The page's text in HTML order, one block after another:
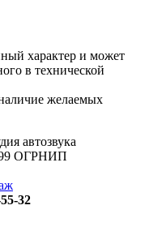
характер и может
в технической
желаемых
автозвука
ОГРНИП
32